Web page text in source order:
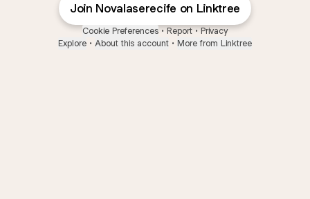
Join Novalaserecife on Linktree
Cookie Preferences • Report • Privacy
Explore • About this account • More from Linktree